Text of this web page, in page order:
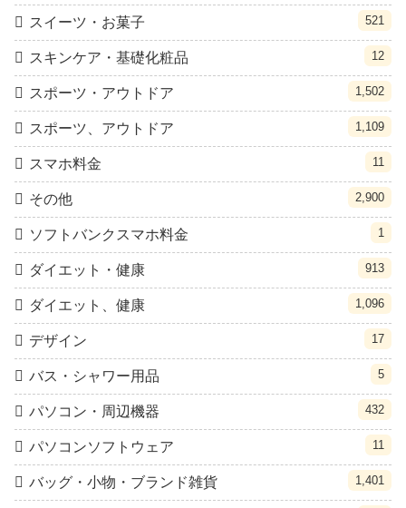
スイーツ・お菓子 521
スキンケア・基礎化粧品 12
スポーツ・アウトドア 1,502
スポーツ、アウトドア 1,109
スマホ料金 11
その他 2,900
ソフトバンクスマホ料金 1
ダイエット・健康 913
ダイエット、健康 1,096
デザイン 17
バス・シャワー用品 5
パソコン・周辺機器 432
パソコンソフトウェア 11
バッグ・小物・ブランド雑貨 1,401